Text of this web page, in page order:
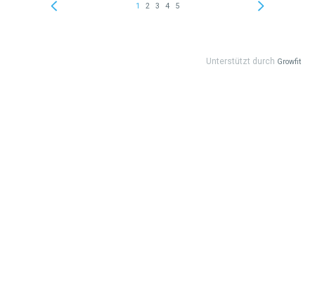
1 2 3 4 5
Unterstützt durch Growfit